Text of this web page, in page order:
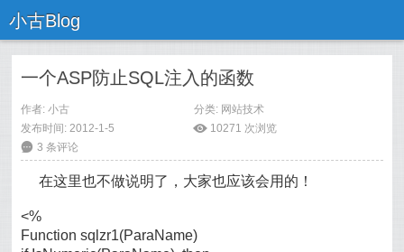
小古Blog
一个ASP防止SQL注入的函数
作者:小古 分类: 网站技术
发布时间: 2012-1-5
ė 10271 次浏览
6 3 条评论
在这里也不做说明了，大家也应该会用的！
<%
Function sqlzr1(ParaName)